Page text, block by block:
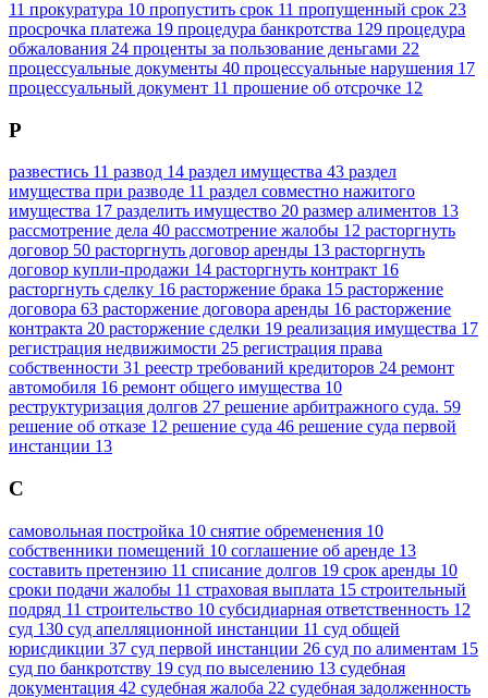
11 прокуратура 10 пропустить срок 11 пропущенный срок 23
просрочка платежа 19 процедура банкротства 129 процедура
обжалования 24 проценты за пользование деньгами 22
процессуальные документы 40 процессуальные нарушения 17
процессуальный документ 11 прошение об отсрочке 12
Р
развестись 11 развод 14 раздел имущества 43 раздел
имущества при разводе 11 раздел совместно нажитого
имущества 17 разделить имущество 20 размер алиментов 13
рассмотрение дела 40 рассмотрение жалобы 12 расторгнуть
договор 50 расторгнуть договор аренды 13 расторгнуть
договор купли-продажи 14 расторгнуть контракт 16
расторгнуть сделку 16 расторжение брака 15 расторжение
договора 63 расторжение договора аренды 16 расторжение
контракта 20 расторжение сделки 19 реализация имущества 17
регистрация недвижимости 25 регистрация права
собственности 31 реестр требований кредиторов 24 ремонт
автомобиля 16 ремонт общего имущества 10
реструктуризация долгов 27 решение арбитражного суда. 59
решение об отказе 12 решение суда 46 решение суда первой
инстанции 13
С
самовольная постройка 10 снятие обременения 10
собственники помещений 10 соглашение об аренде 13
составить претензию 11 списание долгов 19 срок аренды 10
сроки подачи жалобы 11 страховая выплата 15 строительный
подряд 11 строительство 10 субсидиарная ответственность 12
суд 130 суд апелляционной инстанции 11 суд общей
юрисдикции 37 суд первой инстанции 26 суд по алиментам 15
суд по банкротству 19 суд по выселению 13 судебная
документация 42 судебная жалоба 22 судебная задолженность